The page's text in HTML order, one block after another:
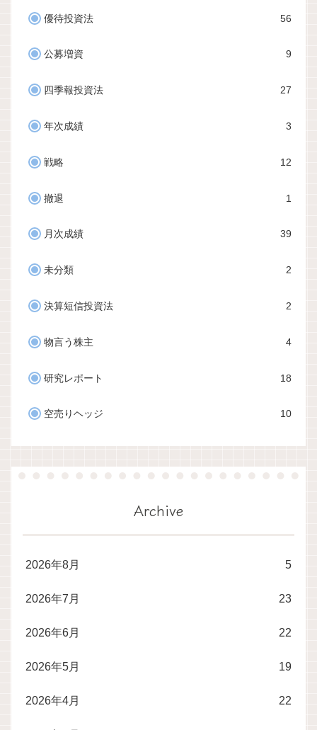
優待投資法 56
公募増資 9
四季報投資法 27
年次成績 3
戦略 12
撤退 1
月次成績 39
未分類 2
決算短信投資法 2
物言う株主 4
研究レポート 18
空売りヘッジ 10
Archive
2026年8月 5
2026年7月 23
2026年6月 22
2026年5月 19
2026年4月 22